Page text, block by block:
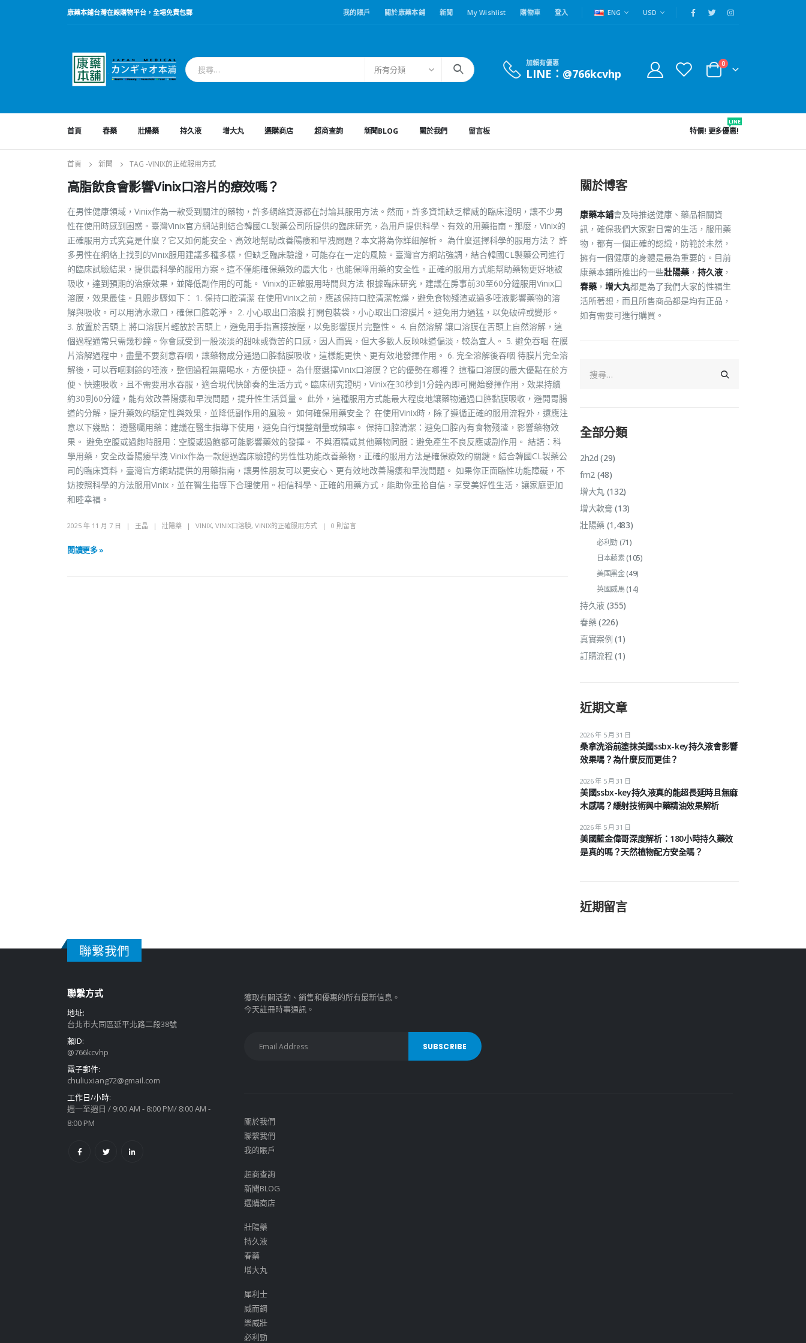
康藥本鋪台灣在線購物平台，全場免費包郵 我的賬戶 關於康藥本鋪 新聞 My Wishlist 購物車 登入 ENG USD
所有分類
加賴有優惠
LINE：@766kcvhp
0
首頁 春藥 壯陽藥 持久液 增大丸 選購商店 超商查詢 新聞BLOG 關於我們 留言板 特價! 更多優惠!
LINE
首頁 新聞 TAG -VINIX的正確服用方式
高脂飲食會影響Vinix口溶片的療效嗎？
在男性健康領域，Vinix作為一款受到關注的藥物，許多網絡資源都在討論其服用方法。然而，許多資訊缺乏權威的臨床證明，讓不少男
性在使用時感到困惑。臺灣Vinix官方網站則結合韓國CL製藥公司所提供的臨床研究，為用戶提供科學、有效的用藥指南。那麼，Vinix的
正確服用方式究竟是什麼？它又如何能安全、高效地幫助改善陽痿和早洩問題？本文將為你詳細解析。 為什麼選擇科學的服用方法？ 許
多男性在網絡上找到的Vinix服用建議多種多樣，但缺乏臨床驗證，可能存在一定的風險。臺灣官方網站強調，結合韓國CL製藥公司進行
的臨床試驗結果，提供最科學的服用方案。這不僅能確保藥效的最大化，也能保障用藥的安全性。正確的服用方式能幫助藥物更好地被
吸收，達到預期的治療效果，並降低副作用的可能。 Vinix的正確服用時間與方法 根據臨床研究，建議在房事前30至60分鐘服用Vinix口
溶膜，效果最佳。具體步驟如下： 1. 保持口腔清潔 在使用Vinix之前，應該保持口腔清潔乾燥，避免食物殘渣或過多唾液影響藥物的溶
解與吸收。可以用清水漱口，確保口腔乾淨。 2. 小心取出口溶膜 打開包裝袋，小心取出口溶膜片。避免用力過猛，以免破碎或變形。
3. 放置於舌頭上 將口溶膜片輕放於舌頭上，避免用手指直接按壓，以免影響膜片完整性。 4. 自然溶解 讓口溶膜在舌頭上自然溶解，這
個過程通常只需幾秒鐘。你會感受到一股淡淡的甜味或微苦的口感，因人而異，但大多數人反映味道偏淡，較為宜人。 5. 避免吞咽 在膜
片溶解過程中，盡量不要刻意吞咽，讓藥物成分通過口腔黏膜吸收，這樣能更快、更有效地發揮作用。 6. 完全溶解後吞咽 待膜片完全溶
解後，可以吞咽剩餘的唾液，整個過程無需喝水，方便快捷。 為什麼選擇Vinix口溶膜？它的優勢在哪裡？ 這種口溶膜的最大優點在於方
便、快速吸收，且不需要用水吞服，適合現代快節奏的生活方式。臨床研究證明，Vinix在30秒到1分鐘內即可開始發揮作用，效果持續
約30到60分鐘，能有效改善陽痿和早洩問題，提升性生活質量。 此外，這種服用方式能最大程度地讓藥物通過口腔黏膜吸收，避開胃腸
道的分解，提升藥效的穩定性與效果，並降低副作用的風險。 如何確保用藥安全？ 在使用Vinix時，除了遵循正確的服用流程外，還應注
意以下幾點： 遵醫囑用藥：建議在醫生指導下使用，避免自行調整劑量或頻率。 保持口腔清潔：避免口腔內有食物殘渣，影響藥物效
果。 避免空腹或過飽時服用：空腹或過飽都可能影響藥效的發揮。 不與酒精或其他藥物同服：避免產生不良反應或副作用。 結語：科
學用藥，安全改善陽痿早洩 Vinix作為一款經過臨床驗證的男性性功能改善藥物，正確的服用方法是確保療效的關鍵。結合韓國CL製藥公
司的臨床資料，臺灣官方網站提供的用藥指南，讓男性朋友可以更安心、更有效地改善陽痿和早洩問題。 如果你正面臨性功能障礙，不
妨按照科學的方法服用Vinix，並在醫生指導下合理使用。相信科學、正確的用藥方式，能助你重拾自信，享受美好性生活，讓家庭更加
和睦幸福。
2025 年 11 月 7 日 王晶 壯陽藥 VINIX, VINIX口溶膜, VINIX的正確服用方式 0 則留言
閱讀更多 »
關於博客
康藥本鋪會及時推送健康、藥品相關資
訊，確保我們大家對日常的生活，服用藥
物，都有一個正確的認識，防範於未然，
擁有一個健康的身體是最為重要的。目前
康藥本鋪所推出的一些壯陽藥 ， 持久液 ，
春藥 ， 增大丸都是為了我們大家的性福生
活所著想，而且所售商品都是均有正品，
如有需要可進行購買。
全部分類
2h2d (29)
fm2(48)
增大丸(132)
增大軟膏 (13)
壯陽藥(1,483)
必利勁(71)
日本藤素(105)
美國黑金(49)
英國威馬(14)
持久液(355)
春藥(226)
真實案例 (1)
訂購流程 (1)
近期文章
桑拿洗浴前塗抹美國ssbx-key持久液會影響
效果嗎？為什麼反而更佳？
2026 年 5 月 31 日
美國ssbx-key持久液真的能超長延時且無麻
木感嗎？緩射技術與中藥精油效果解析
2026 年 5 月 31 日
美國藍金偉哥深度解析：180小時持久藥效
是真的嗎？天然植物配方安全嗎？
2026 年 5 月 31 日
近期留言
聯繫我們
聯繫方式
地址:
台北市大同區延平北路二段38號
賴ID:
@766kcvhp
電子郵件:
chuliuxiang72@gmail.com
工作日/小時:
週一至週日 / 9:00 AM - 8:00 PM/ 8:00 AM -
8:00 PM
獲取有關活動、銷售和優惠的所有最新信息。
今天註冊時事通訊。
關於我們
聯繫我們
我的賬戶
超商查詢
新聞BLOG
選購商店
壯陽藥
持久液
春藥
增大丸
犀利士
威而鋼
樂威壯
必利勁